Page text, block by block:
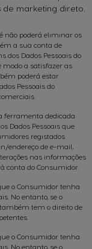
marketing direto.
não poderá eliminar os
a sua conta de
dos Dados Pessoais do
modo a satisfazer as
poderá estar
Pessoais do
ferramenta dedicada
Dados Pessoais que
registados
endereço de e-mail,
nas informações
conta do Consumidor.
o Consumidor tenha
No entanto, se o
tem o direito de
o Consumidor tenha
No entanto, se o